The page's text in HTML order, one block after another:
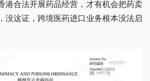
港合法开展药品经营，才有机会把药卖
没这证，跨境医药进口业务根本没法启